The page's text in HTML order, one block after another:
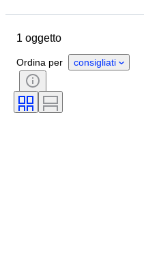
Condizioni
Accessori inclusi
Modello
1 oggetto
Ordina per consigliati